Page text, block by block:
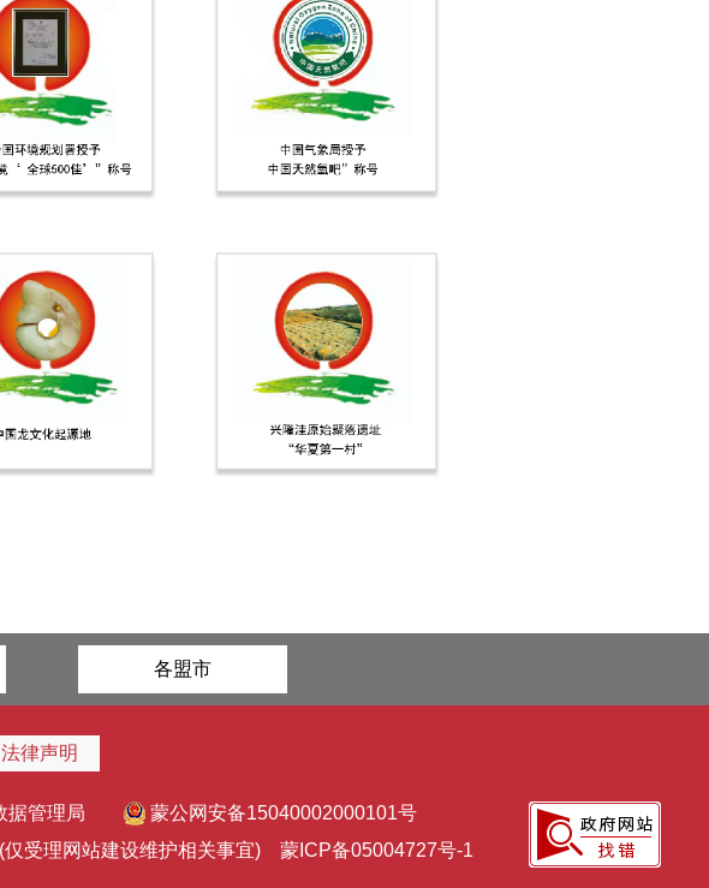
各盟市
法律声明
数据管理局
蒙公网安备15040002000101号
受理网站建设维护相关事宜) 蒙ICP备05004727号-1